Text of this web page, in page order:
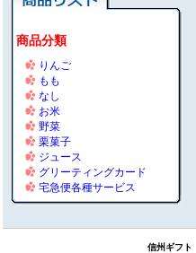
商品分類
りんご
もも
なし
お米
野菜
栗菓子
ジュース
グリーティングカード
宅急便各種サービス
信州ギフト